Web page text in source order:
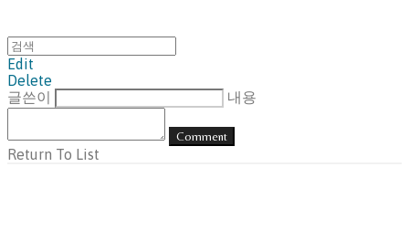
Edit
Delete
글쓴이
내용
Comment
Return To List